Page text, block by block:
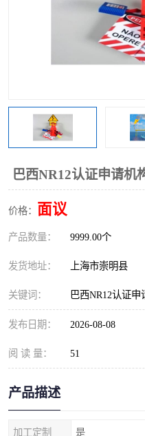
巴西NR12认证申请机
价格： 面议
产品数量： 9999.00个
发货地址： 上海市崇明县
关键词： 巴西NR12认证申
发布日期： 2026-08-08
阅 读 量： 51
产品描述
加工定制 是